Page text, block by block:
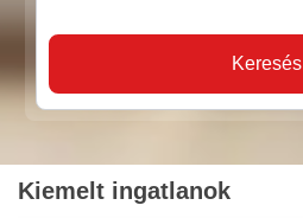
Keresés
Kiemelt ingatlanok